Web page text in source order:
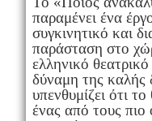
παραμένει ένα
συγκινητικό και
παράσταση στο
ελληνικό
δύναμη της καλής
υπενθυμίζει ότι
ένας από τους πιο